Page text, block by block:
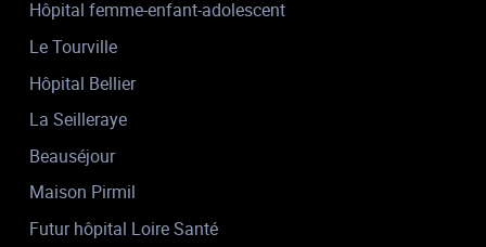
Hôpital femme-enfant-adolescent
Le Tourville
Hôpital Bellier
La Seilleraye
Beauséjour
Maison Pirmil
Futur hôpital Loire Santé